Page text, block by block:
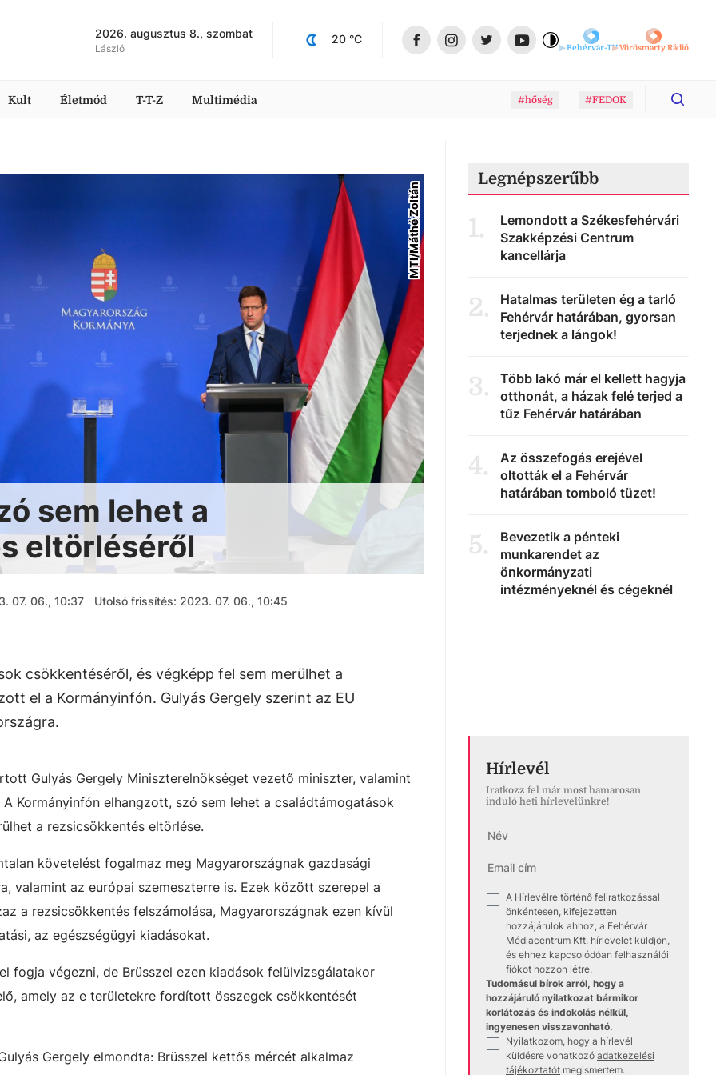
2026. augusztus 8., szombat
László
20 °C
Fehérvár-TVVörösmarty Rádió
Kult Életmód T-T-Z Multimédia #hőség #FEDOK
MTI/Máthé Zoltán
sem lehet a
eltörléséről
07. 06., 10:37 Utolsó frissítés: 2023. 07. 06., 10:45
csökkentéséről, és végképp fel sem merülhet a
el a Kormányinfón. Gulyás Gergely szerint az EU
Gulyás Gergely Miniszterelnökséget vezető miniszter, valamint
Kormányinfón elhangzott, szó sem lehet a családtámogatások
a rezsicsökkentés eltörlése.
követelést fogalmaz meg Magyarországnak gazdasági
valamint az európai szemeszterre is. Ezek között szerepel a
a rezsicsökkentés felszámolása, Magyarországnak ezen kívül
az egészségügyi kiadásokat.
fogja végezni, de Brüsszel ezen kiadások felülvizsgálatakor
amely az e területekre fordított összegek csökkentését
Gergely elmondta: Brüsszel kettős mércét alkalmaz
Legnépszerűbb
1.
Lemondott a Székesfehérvári
Szakképzési Centrum
kancellárja
2.
Hatalmas területen ég a tarló
Fehérvár határában, gyorsan
terjednek a lángok!
3.
Több lakó már el kellett hagyja
otthonát, a házak felé terjed a
tűz Fehérvár határában
4.
Az összefogás erejével
oltották el a Fehérvár
határában tomboló tüzet!
5.
Bevezetik a pénteki
munkarendet az
önkormányzati
intézményeknél és cégeknél
Hírlevél
Iratkozz fel már most hamarosan
induló heti hírlevelünkre!
✓
A Hírlevélre történő feliratkozással
önkéntesen, kifejezetten
hozzájárulok ahhoz, a Fehérvár
Médiacentrum Kft. hírlevelet küldjön,
és ehhez kapcsolódóan felhasználói
fiókot hozzon létre.
Tudomásul bírok arról, hogy a
hozzájáruló nyilatkozat bármikor
korlátozás és indokolás nélkül,
ingyenesen visszavonható.
✓
Nyilatkozom, hogy a hírlevél
küldésre vonatkozó adatkezelési
tájékoztatót megismertem.